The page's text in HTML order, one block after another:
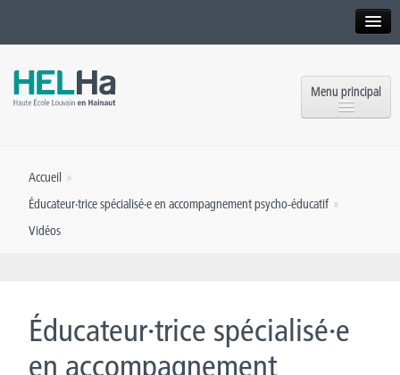
Menu principal
Rencontrez-nous
Inscriptions
Accueil »
Éducateur·trice spécialisé·e en accompagnement psycho-éducatif »
Vidéos
Éducateur·trice spécialisé·e
en accompagnement